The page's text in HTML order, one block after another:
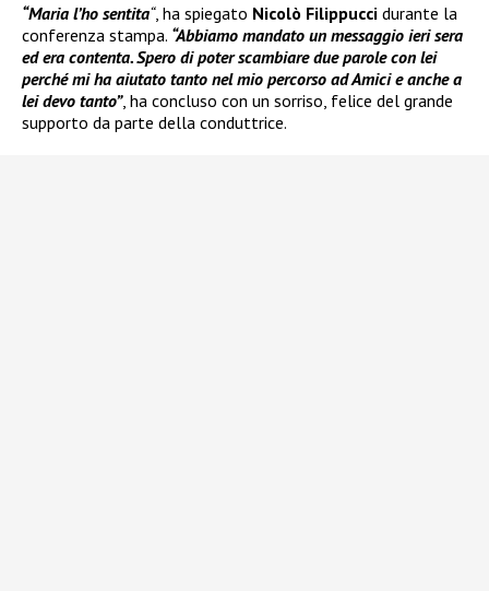
“Maria l’ho sentita“, ha spiegato Nicolò Filippucci durante la
conferenza stampa. “Abbiamo mandato un messaggio ieri sera
ed era contenta. Spero di poter scambiare due parole con lei
perché mi ha aiutato tanto nel mio percorso ad Amici e anche a
lei devo tanto”, ha concluso con un sorriso, felice del grande
supporto da parte della conduttrice.